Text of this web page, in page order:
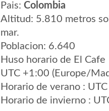
Pais: Colombia
Altitud: 5.810 metros
mar.
Poblacion: 6.640
Huso horario de El Cafe
UTC +1:00 (Europe/
Horario de verano :
Horario de invierno :